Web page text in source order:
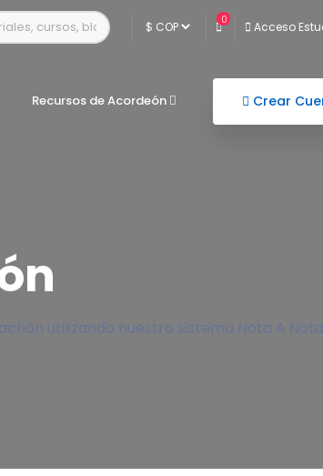
0 Acceso
Recursos de Acordeón Crear
utilizando nuestro sistema Nota A Nota.